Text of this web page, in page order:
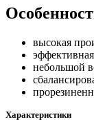
высокая
небольшой
Характеристики